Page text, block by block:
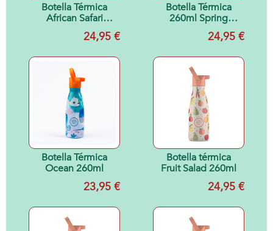
Botella Térmica
African Safari
260ml24,95 €
Botella Térmica
260ml Spring
Flowers24,95 €
Botella Térmica
Ocean 260ml
23,95 €
Botella térmica
Fruit Salad 260ml
24,95 €